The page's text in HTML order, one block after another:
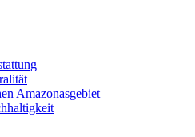
Amazonasgebiet